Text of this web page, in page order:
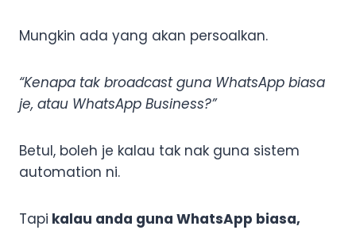
Mungkin ada yang akan persoalkan.
“Kenapa tak broadcast guna WhatsApp biasa
je, atau WhatsApp Business?”
Betul, boleh je kalau tak nak guna sistem
automation ni.
Tapi kalau anda guna WhatsApp biasa,